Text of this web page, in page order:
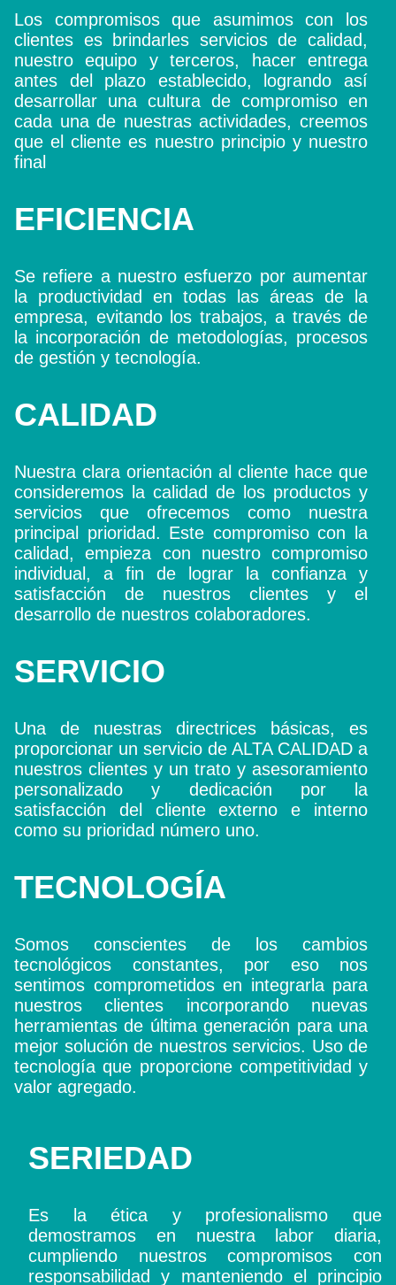
Los compromisos que asumimos con los
clientes es brindarles servicios de calidad,
nuestro equipo y terceros, hacer entrega
antes del plazo establecido, logrando así
desarrollar una cultura de compromiso en
cada una de nuestras actividades, creemos
que el cliente es nuestro principio y nuestro
final
EFICIENCIA
Se refiere a nuestro esfuerzo por aumentar
la productividad en todas las áreas de la
empresa, evitando los trabajos, a través de
la incorporación de metodologías, procesos
de gestión y tecnología.
CALIDAD
Nuestra clara orientación al cliente hace que
consideremos la calidad de los productos y
servicios que ofrecemos como nuestra
principal prioridad. Este compromiso con la
calidad, empieza con nuestro compromiso
individual, a fin de lograr la confianza y
satisfacción de nuestros clientes y el
desarrollo de nuestros colaboradores.
SERVICIO
Una de nuestras directrices básicas, es
proporcionar un servicio de ALTA CALIDAD a
nuestros clientes y un trato y asesoramiento
personalizado y dedicación por la
satisfacción del cliente externo e interno
como su prioridad número uno.
TECNOLOGÍA
Somos conscientes de los cambios
tecnológicos constantes, por eso nos
sentimos comprometidos en integrarla para
nuestros clientes incorporando nuevas
herramientas de última generación para una
mejor solución de nuestros servicios. Uso de
tecnología que proporcione competitividad y
valor agregado.
SERIEDAD
Es la ética y profesionalismo que
demostramos en nuestra labor diaria,
cumpliendo nuestros compromisos con
responsabilidad y manteniendo el principio